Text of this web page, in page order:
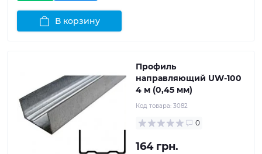
В корзину
Профиль
направляющий UW-100
4 м (0,45 мм)
Код товара: 3082
0
164 грн.